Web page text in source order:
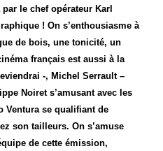
le chef opérateur Karl
! On s’enthousiasme à
de bois, une tonicité, un
français est aussi à la
-, Michel Serrault –
Noiret s’amusant avec les
Ventura se qualifiant de
son tailleurs. On s’amuse
de cette émission,